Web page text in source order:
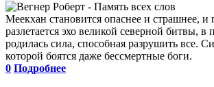
Меекхан становится опаснее и страшнее, и
разлетается эхо великой северной битвы, в
родилась сила, способная разрушить все.
которой боятся даже бессмертные боги.
0 Подробнее